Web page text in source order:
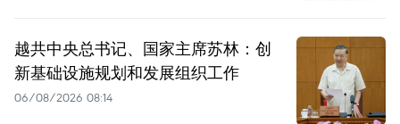
越共中央总书记、国家主席苏林：创
新基础设施规划和发展组织工作
06/08/2026 08:14